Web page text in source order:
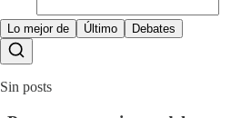
Lo mejor de Último Debates
Sin posts